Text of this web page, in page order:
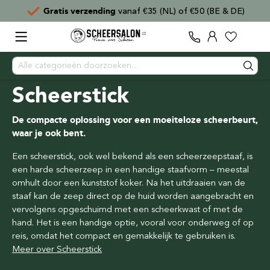
Gratis verzending vanaf €35 (NL) of €50 (BE & DE)
Scheerstick
De compacte oplossing voor een moeiteloze scheerbeurt,
waar je ook bent.
Een scheerstick, ook wel bekend als een scheerzeepstaaf, is
een harde scheerzeep in een handige staafvorm – meestal
omhult door een kunststof koker. Na het uitdraaien van de
staaf kan de zeep direct op de huid worden aangebracht en
vervolgens opgeschuimd met een scheerkwast of met de
hand. Het is een handige optie, vooral voor onderweg of op
reis, omdat het compact en gemakkelijk te gebruiken is.
Meer over Scheerstick